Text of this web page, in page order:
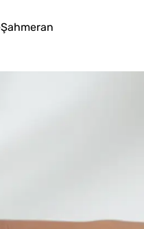
Şahmeran